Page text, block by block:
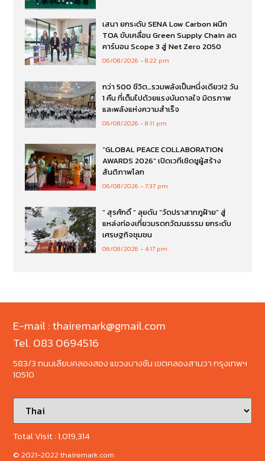
เสนา ยกระดับ SENA Low Carbon ผนึก
TOA ขับเคลื่อน Green Supply Chain ลด
คาร์บอน Scope 3 สู่ Net Zero 2050
06/08/2026 8:22 pm
กว่า 500 ชีวิต…รวมพลังเป็นหนึ่งเดียว!2 วัน
1 คืน ที่เต็มไปด้วยแรงบันดาลใจ มิตรภาพ
และพลังแห่งความสำเร็จ
06/08/2026 8:11 pm
“GLOBAL PEACE COLLABORATION
AWARDS 2026” เปิดเวทีเชิดชูผู้สร้าง
สันติภาพโลก
06/08/2026 7:37 pm
“ สุรศักดิ์ ” ลุยดัน “วัดปราสาทภูฝ้าย” สู่
แหล่งท่องเที่ยวมรดกวัฒนธรรม ยกระดับ
เศรษฐกิจชุมชน
06/08/2026 4:17 pm
E-mail : thairemark@gmail.com
Tel. 083 0694516
583/3 ถนนเลียบคลองสอง แขวงบางชัน เขตคลองสามวา กรุงเทพฯ
10510
Total Visit :1,019,314
© 2021-2022 thairemark.com